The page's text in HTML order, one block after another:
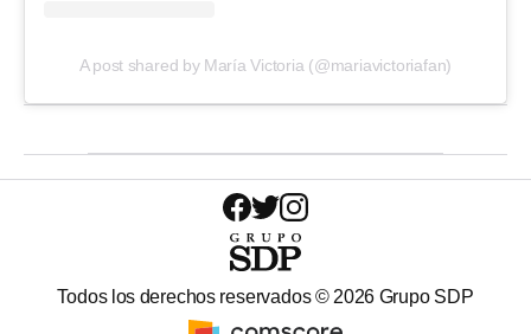
A post shared by María Victoria (@mariavictoriafan)
Todos los derechos reservados © 2026 Grupo SDP